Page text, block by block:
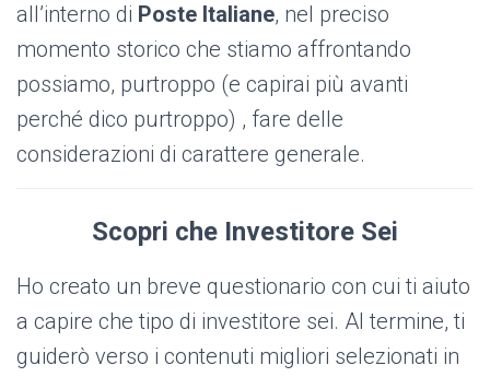
all’interno di Poste Italiane, nel preciso
momento storico che stiamo affrontando
possiamo, purtroppo (e capirai più avanti
perché dico purtroppo) , fare delle
considerazioni di carattere generale.
Scopri che Investitore Sei
Ho creato un breve questionario con cui ti aiuto
a capire che tipo di investitore sei. Al termine, ti
guiderò verso i contenuti migliori selezionati in